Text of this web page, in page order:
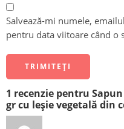
Salvează-mi numele,
pentru data viitoare când o
1 recenzie pentru
gr cu leșie vegetală din